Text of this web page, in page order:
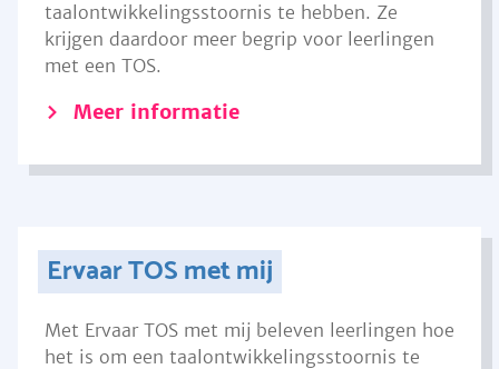
taalontwikkelingsstoornis te hebben. Ze
krijgen daardoor meer begrip voor leerlingen
met een TOS.
Meer informatie
Ervaar TOS met mij
Met Ervaar TOS met mij beleven leerlingen hoe
het is om een taalontwikkelingsstoornis te